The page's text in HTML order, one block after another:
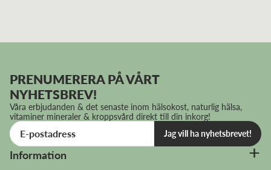
PRENUMERERA PÅ VÅRT
NYHETSBREV!
Våra erbjudanden & det senaste inom hälsokost, naturlig hälsa,
vitaminer mineraler & kroppsvård direkt till din inkorg!
Jag vill ha nyhetsbrevet!
Information